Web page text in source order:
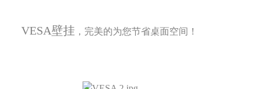
VESA壁挂 ， 完美的为您节省桌面空间！